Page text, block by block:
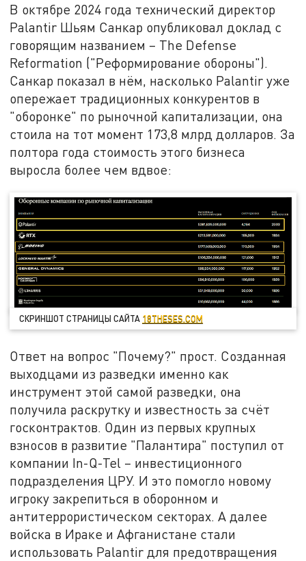
В октябре 2024 года технический директор
Palantir Шьям Санкар опубликовал доклад с
говорящим названием – The Defense
Reformation ("Реформирование обороны").
Санкар показал в нём, насколько Palantir уже
опережает традиционных конкурентов в
"оборонке" по рыночной капитализации, она
стоила на тот момент 173,8 млрд долларов. За
полтора года стоимость этого бизнеса
выросла более чем вдвое:
СКРИНШОТ СТРАНИЦЫ САЙТА 18THESES.COM
Ответ на вопрос "Почему?" прост. Созданная
выходцами из разведки именно как
инструмент этой самой разведки, она
получила раскрутку и известность за счёт
госконтрактов. Один из первых крупных
взносов в развитие "Палантира" поступил от
компании In-Q-Tel – инвестиционного
подразделения ЦРУ. И это помогло новому
игроку закрепиться в оборонном и
антитеррористическом секторах. А далее
войска в Ираке и Афганистане стали
использовать Palantir для предотвращения